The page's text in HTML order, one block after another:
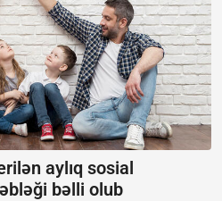
aylıq sosial
bəlli olub